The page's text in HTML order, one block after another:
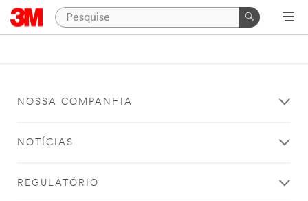
NOSSA COMPANHIA
NOTÍCIAS
REGULATÓRIO